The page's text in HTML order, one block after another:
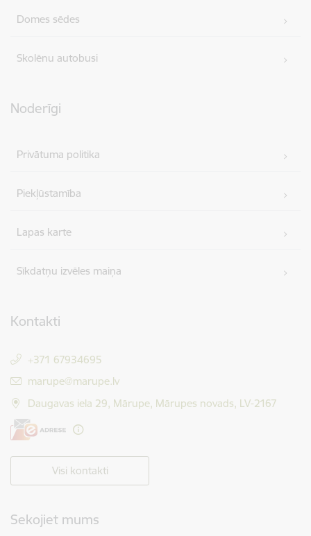
Domes sēdes
Skolēnu autobusi
Noderīgi
Privātuma politika
Piekļūstamība
Lapas karte
Sīkdatņu izvēles maiņa
Kontakti
+371 67934695
E-pasts:
marupe@marupe.lv
Daugavas iela 29, Mārupe, Mārupes novads, LV-2167
Visi kontakti
Sekojiet mums